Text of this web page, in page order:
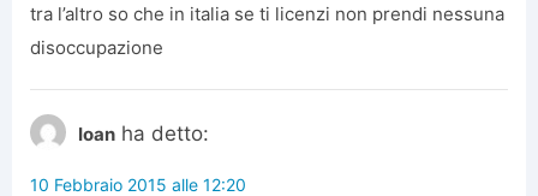
tra l’altro so che in italia se ti licenzi non prendi nessuna
disoccupazione
Ioan ha detto:
10 Febbraio 2015 alle 12:20